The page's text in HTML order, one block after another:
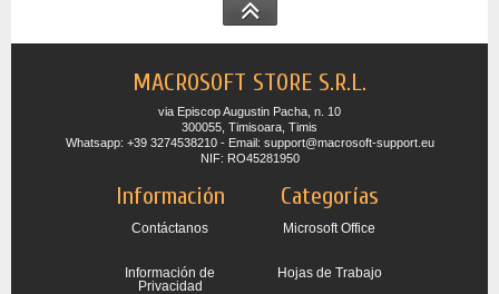
MACROSOFT STORE S.R.L.
via Episcop Augustin Pacha, n. 10
300055, Timisoara, Timis
Whatsapp: +39 3274538210 - Email: support@macrosoft-support.eu
NIF: RO45281950
Información
Contáctanos
Información de
Privacidad
Categorías
Microsoft Office
Hojas de Trabajo